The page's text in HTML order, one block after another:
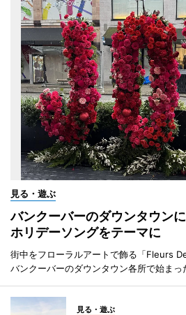
見る・遊ぶ
バンクーバーのダウンタウン
ホリデーソングをテーマに
街中をフローラルアートで飾る「Fleurs
バンクーバーのダウンタウン各所で始まっ
見る・遊ぶ